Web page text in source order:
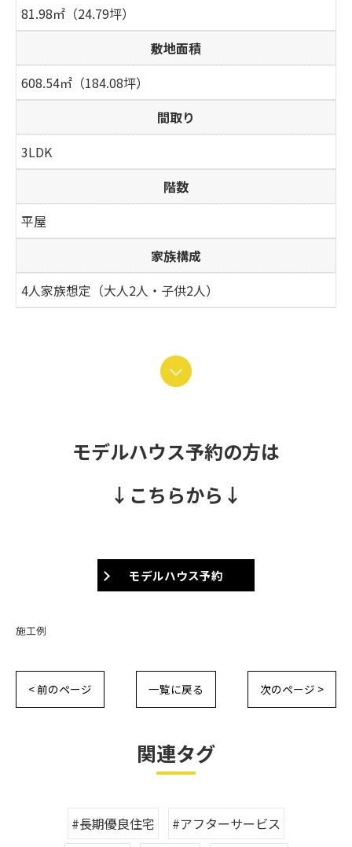
81.98㎡（24.79坪）
敷地面積
608.54㎡（184.08坪）
間取り
3LDK
階数
平屋
家族構成
4人家族想定（大人2人・子供2人）
モデルハウス予約の方は
↓こちらから↓
モデルハウス予約
施工例
< 前のページ 一覧に戻る 次のページ >
関連タグ
#長期優良住宅 #アフターサービス